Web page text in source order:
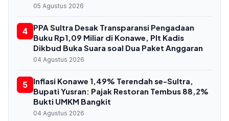
05 Agustus 2026
4
PPA Sultra Desak Transparansi Pengadaan
Buku Rp1,09 Miliar di Konawe, Plt Kadis
Dikbud Buka Suara soal Dua Paket Anggaran
04 Agustus 2026
5
Inflasi Konawe 1,49% Terendah se-Sultra,
Bupati Yusran: Pajak Restoran Tembus 88,2%
Bukti UMKM Bangkit
04 Agustus 2026